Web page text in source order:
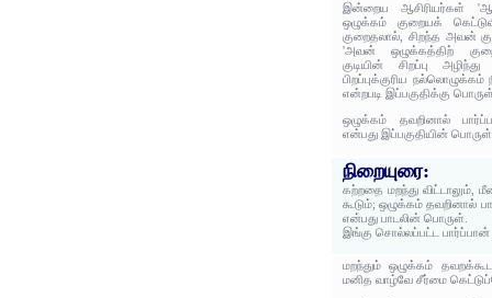
இன்றைய ஆசிரியர்கள்
ஒழுக்கம் குறையக்
குறைதலால், சிறந்த அவன்
'அவன் ஒழுக்கத்திற்
குடியின் சிறப்பு
பிறப்புக்குரிய
என்றபடி இப்பகுதிக்கு
ஒழுக்கம் தவறினால்
என்பது இப்பகுதியின்
நிறையுரை:
கற்றதை மறந்து
கூடும்; ஒழுக்கம் தவறினால்
என்பது பாடலின் பொருள்.
இங்கு சொல்லப்பட்ட பார்ப்பான்
மறந்தும் ஒழுக்கம்
மனித வாழ்வே சீர்மை